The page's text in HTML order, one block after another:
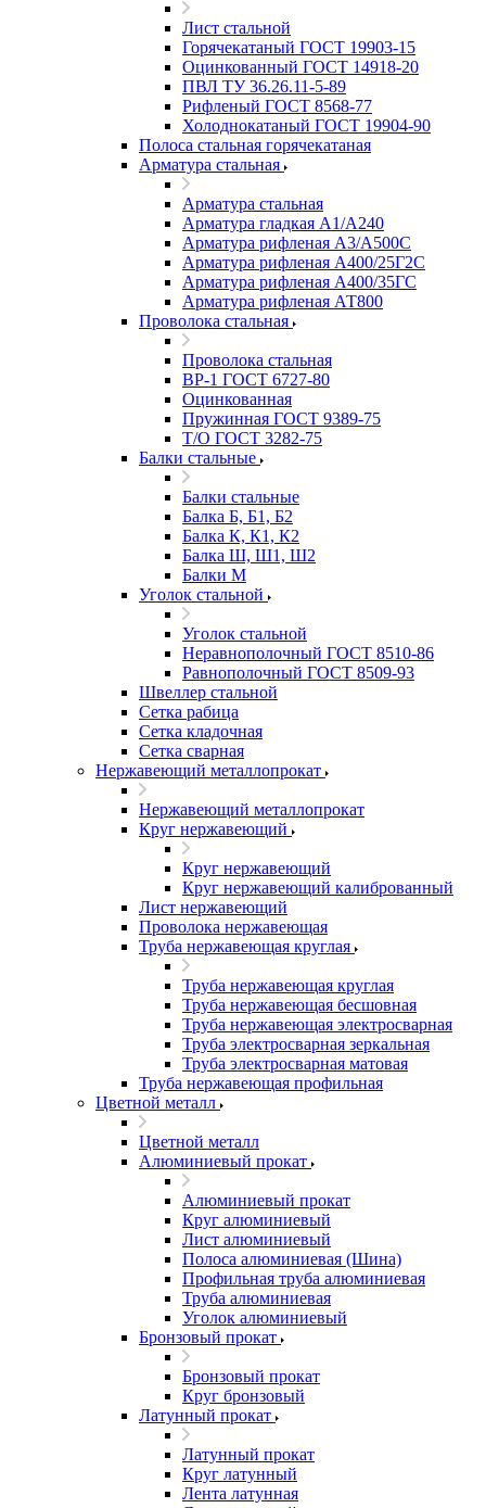
Лист стальной
Горячекатаный ГОСТ 19903-15
Оцинкованный ГОСТ 14918-20
ПВЛ ТУ 36.26.11-5-89
Рифленый ГОСТ 8568-77
Холоднокатаный ГОСТ 19904-90
Полоса стальная горячекатаная
Арматура стальная
Арматура стальная
Арматура гладкая А1/А240
Арматура рифленая А3/А500С
Арматура рифленая А400/25Г2С
Арматура рифленая А400/35ГС
Арматура рифленая АТ800
Проволока стальная
Проволока стальная
ВР-1 ГОСТ 6727-80
Оцинкованная
Пружинная ГОСТ 9389-75
Т/О ГОСТ 3282-75
Балки стальные
Балки стальные
Балка Б, Б1, Б2
Балка К, К1, К2
Балка Ш, Ш1, Ш2
Балки М
Уголок стальной
Уголок стальной
Неравнополочный ГОСТ 8510-86
Равнополочный ГОСТ 8509-93
Швеллер стальной
Сетка рабица
Сетка кладочная
Сетка сварная
Нержавеющий металлопрокат
Нержавеющий металлопрокат
Круг нержавеющий
Круг нержавеющий
Круг нержавеющий калиброванный
Лист нержавеющий
Проволока нержавеющая
Труба нержавеющая круглая
Труба нержавеющая круглая
Труба нержавеющая бесшовная
Труба нержавеющая электросварная
Труба электросварная зеркальная
Труба электросварная матовая
Труба нержавеющая профильная
Цветной металл
Цветной металл
Алюминиевый прокат
Алюминиевый прокат
Круг алюминиевый
Лист алюминиевый
Полоса алюминиевая (Шина)
Профильная труба алюминиевая
Труба алюминиевая
Уголок алюминиевый
Бронзовый прокат
Бронзовый прокат
Круг бронзовый
Латунный прокат
Латунный прокат
Круг латунный
Лента латунная